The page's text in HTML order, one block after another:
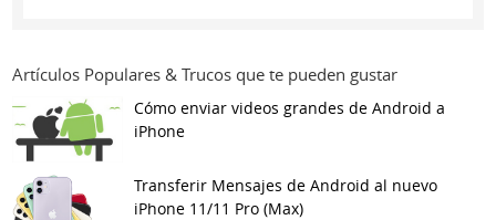
Artículos Populares & Trucos que te pueden gustar
Cómo enviar videos grandes de Android a
iPhone
Transferir Mensajes de Android al nuevo
iPhone 11/11 Pro (Max)